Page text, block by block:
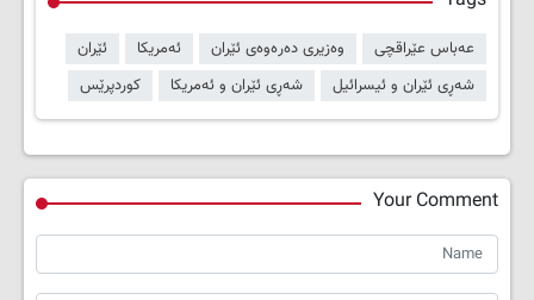
عەباس عێراقچی وەزیری دەرەوەی ئێران ئەمریکا
ئێران
شەڕی ئێران و ئیسرائیل
شەڕی ئێران و ئەمریکا کوردپرێس
Your Comment